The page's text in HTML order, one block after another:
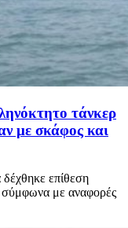
τάνκερ
με σκάφος και
επίθεση
σύμφωνα με αναφορές